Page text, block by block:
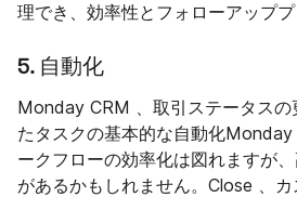
理でき、効率性とフォローアッププ
5. 自動化
Monday CRM 、取引ステータスの
たタスクの基本的な自動化
ークフローの効率化は図れますが
があるかもしれません。Close 、